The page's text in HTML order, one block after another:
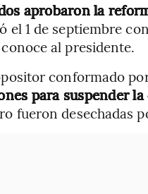
aprobaron la
el 1 de septiembre
al presidente.
conformado
para suspender
fueron desechadas